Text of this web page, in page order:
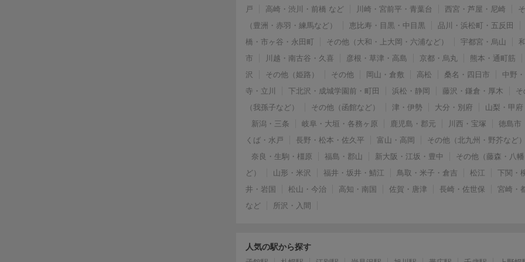
戸
高崎・渋川・前橋 など 川崎・宮前平・青葉台 西宮・芦屋・尼崎
（豊洲・赤羽・練馬など）
恵比寿・目黒・中目黒
品川・浜松町・五反田
橋・市ヶ谷・永田町
その他（大和・上大岡・六浦など） 宇都宮・烏山
市
川越・南古谷・久喜 彦根・草津・高島 京都・烏丸
熊本・通町筋
沢
その他（姫路） その他 岡山・倉敷 高松 桑名・四日市
中野
寺・立川
下北沢・成城学園前・町田 浜松・静岡 藤沢・鎌倉・厚木
（我孫子など）
その他（函館など） 津・伊勢 大分・別府
山梨・甲府
新潟・三条
岐阜・大垣・各務ヶ原 鹿児島・郡元 川西・宝塚
徳島市
くば・水戸
長野・松本・佐久平 富山・高岡
その他（北九州・野芥など
奈良・生駒・橿原
福島・郡山 新大阪・江坂・豊中
その他（藤森・八
ど）
山形・米沢 福井・坂井・鯖江 鳥取・米子・倉吉 松江
下関・
井・岩国
松山・今治 高知・南国 佐賀・唐津 長崎・佐世保
宮崎・
など
所沢・入間
人気の駅から探す